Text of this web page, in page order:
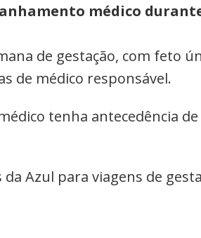
médico
de gestação, com feto
de médico responsável.
tenha antecedência
Azul para viagens de